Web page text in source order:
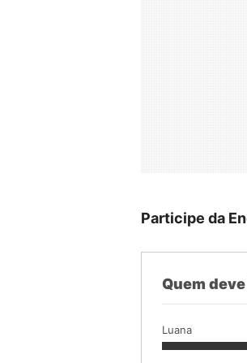
Participe da
Quem
Luana